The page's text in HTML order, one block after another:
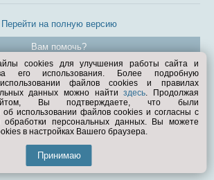
Перейти на полную версию
Вам помочь?
© Exist.ru 1998—2026
cookies для улучшения работы сайта и
его использования. Более подробную
файлов cookies и правилах
данных можно найтиздесь. Продолжая
Вы подтверждаете, что были
использовании файлов cookies и согласны с
персональных данных. Вы можете
в настройках Вашего браузера.
Принимаю